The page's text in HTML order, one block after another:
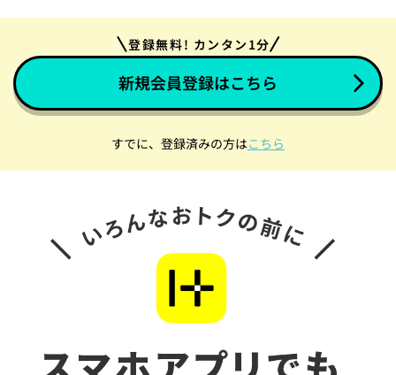
登録無料! カンタン1分
新規会員登録はこちら
すでに、登録済みの方はこちら